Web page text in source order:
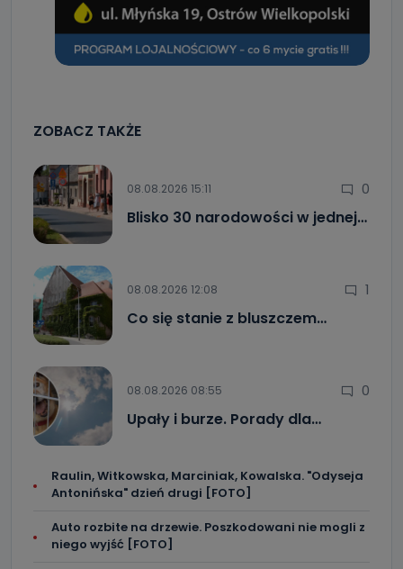
ZOBACZ TAKŻE
08.08.2026 15:11 0
Blisko 30 narodowości w jednej…
08.08.2026 12:08 1
Co się stanie z bluszczem…
08.08.2026 08:55 0
Upały i burze. Porady dla…
Raulin, Witkowska, Marciniak, Kowalska. "Odyseja
Antonińska" dzień drugi [FOTO]
Auto rozbite na drzewie. Poszkodowani nie mogli z
niego wyjść [FOTO]